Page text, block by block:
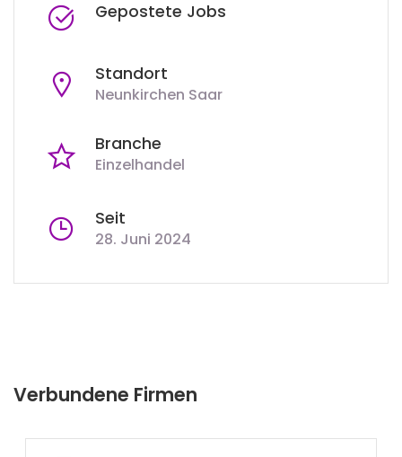
Gepostete Jobs
Standort
Neunkirchen Saar
Branche
Einzelhandel
Seit
28. Juni 2024
Verbundene Firmen